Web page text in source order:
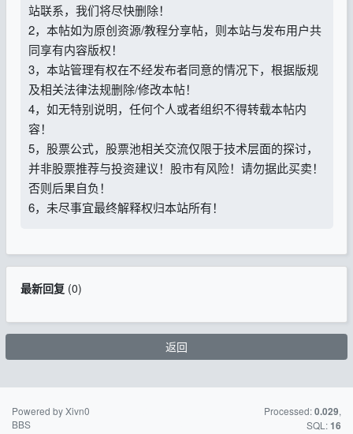
站联系，我们将尽快删除！
2，本帖如为原创资源/教程分享帖，则本站与发布用户共
同享有内容版权！
3，本站管理有权在不经发布者同意的情况下，根据版规
及相关法律法规删除/修改本帖！
4，如无特别说明，任何个人或者组织不得转载本帖内
容！
5，股票公式，股票池相关交流仅限于技术层面的探讨，
并非股票推荐与投资建议！股市有风险！请勿据此买卖！
否则后果自负！
6，未尽事宜最终解释权归本站所有！
最新回复(0)
返回
Powered by Xivn0
BBS
Processed:0.029,
SQL:16